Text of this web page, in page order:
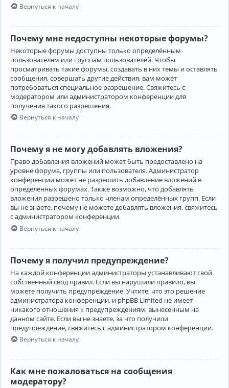
Вернуться к началу
Почему мне недоступны некоторые форумы?
Некоторые форумы доступны только определённым
пользователям или группам пользователей. Чтобы
просматривать такие форумы, создавать в них темы и оставлять
сообщения, совершать другие действия, вам может
потребоваться специальное разрешение. Свяжитесь с
модератором или администратором конференции для
получения такого разрешения.
Вернуться к началу
Почему я не могу добавлять вложения?
Право добавления вложений может быть предоставлено на
уровне форума, группы или пользователя. Администратор
конференции может не разрешить добавление вложений в
определённых форумах. Также возможно, что добавлять
вложения разрешено только членам определённых групп. Если
вы не знаете, почему не можете добавлять вложения, свяжитесь
с администратором конференции.
Вернуться к началу
Почему я получил предупреждение?
На каждой конференции администраторы устанавливают свой
собственный свод правил. Если вы нарушили правило, вы
можете получить предупреждение. Учтите, что это решение
администратора конференции, и phpBB Limited не имеет
никакого отношения к предупреждениям, вынесенным на
данном сайте. Если вы не знаете, за что получили
предупреждение, свяжитесь с администратором конференции.
Вернуться к началу
Как мне пожаловаться на сообщения
модератору?